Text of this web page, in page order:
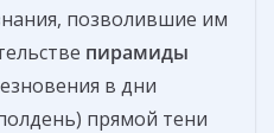
позволившие им
пирамиды
в дни
прямой тени